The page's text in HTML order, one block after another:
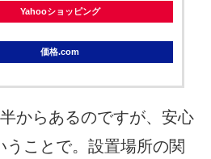
Yahooショッピング
価格.com
からあるのですが、安心
うことで。設置場所の関